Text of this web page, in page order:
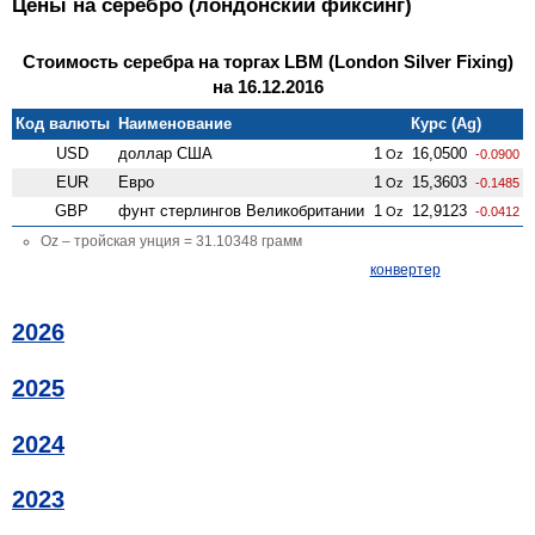
Цены на серебро (лондонский фиксинг)
Стоимость серебра на торгах LBM (London Silver Fixing)
на 16.12.2016
Код валюты Наименование
Курс (Ag)
USD
доллар США 1 Oz 16,0500 -0.0900
EUR Евро 1 Oz 15,3603 -0.1485
GBP фунт стерлингов Велико­британии 1 Oz 12,9123 -0.0412
Oz – тройская унция = 31.10348 грамм
конвертер
2026
2025
2024
2023